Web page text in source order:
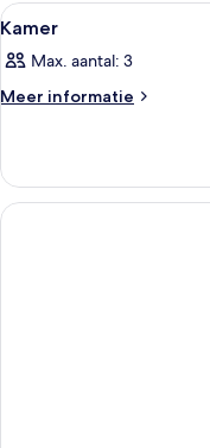
Alle
foto's
voor
Kamer
1
Kamer
Max. aantal: 3
Meer informatie
Meer